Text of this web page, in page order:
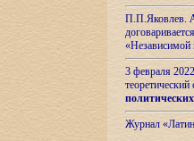
П.П.Яковлев.
«Независимой
3 февраля
теоретический
Журнал